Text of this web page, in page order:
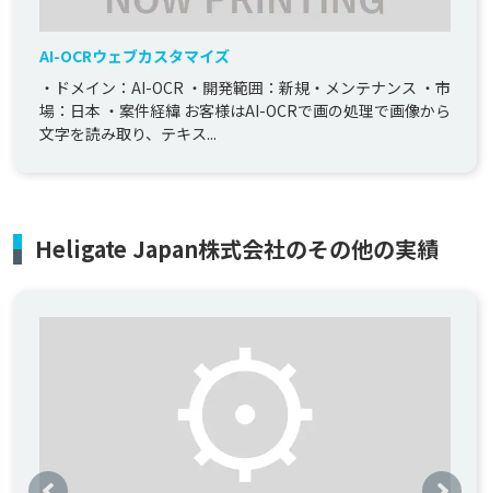
AI-OCRウェブカスタマイズ​
・ドメイン：AI-OCR ・開発範囲：新規・メンテナンス ・市
場：日本 ・案件経緯 お客様はAI-OCRで画の処理で画像から
文字を読み取り、テキス...
Heligate Japan株式会社のその他の実績